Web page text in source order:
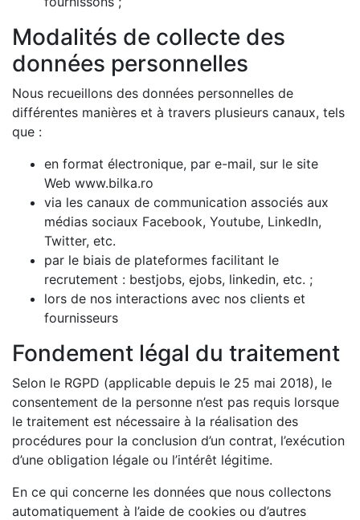
Modalités de collecte des
données personnelles
Nous recueillons des données personnelles de
différentes manières et à travers plusieurs canaux, tels
que :
en format électronique, par e-mail, sur le site
Web www.bilka.ro
via les canaux de communication associés aux
médias sociaux Facebook, Youtube, LinkedIn,
Twitter, etc.
par le biais de plateformes facilitant le
recrutement : bestjobs, ejobs, linkedin, etc. ;
lors de nos interactions avec nos clients et
fournisseurs
Fondement légal du traitement
Selon le RGPD (applicable depuis le 25 mai 2018), le
consentement de la personne n’est pas requis lorsque
le traitement est nécessaire à la réalisation des
procédures pour la conclusion d’un contrat, l’exécution
d’une obligation légale ou l’intérêt légitime.
En ce qui concerne les données que nous collectons
automatiquement à l’aide de cookies ou d’autres